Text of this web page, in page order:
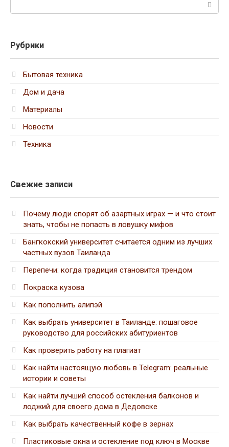
Рубрики
Бытовая техника
Дом и дача
Материалы
Новости
Техника
Свежие записи
Почему люди спорят об азартных играх — и что стоит
знать, чтобы не попасть в ловушку мифов
Бангкокский университет считается одним из лучших
частных вузов Таиланда
Перепечи: когда традиция становится трендом
Покраска кузова
Как пополнить алипэй
Как выбрать университет в Таиланде: пошаговое
руководство для российских абитуриентов
Как проверить работу на плагиат
Как найти настоящую любовь в Telegram: реальные
истории и советы
Как найти лучший способ остекления балконов и
лоджий для своего дома в Дедовске
Как выбрать качественный кофе в зернах
Пластиковые окна и остекление под ключ в Москве